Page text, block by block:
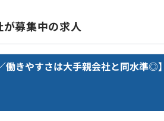
が募集中の求人
働きやすさは大手親会社と同水準◎